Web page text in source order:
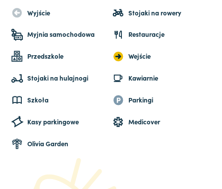
Wyjście Stojaki na rowery
Myjnia samochodowa Restauracje
Przedszkole Wejście
Stojaki na hulajnogi Kawiarnie
Szkoła Parkingi
Kasy parkingowe Medicover
Olivia Garden